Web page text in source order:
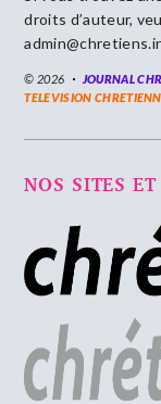
droits d’auteur,
© 2026 JOURNAL
TELEVISION
NOS SITES